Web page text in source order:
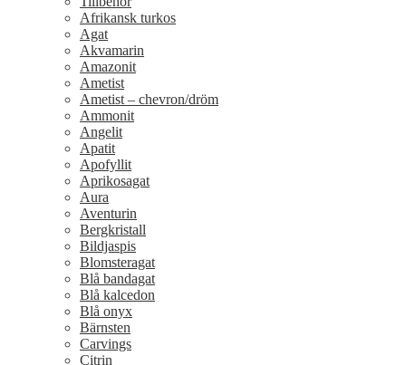
Afrikansk turkos
Agat
Akvamarin
Amazonit
Ametist
Ametist – chevron/dröm
Ammonit
Angelit
Apatit
Apofyllit
Aprikosagat
Aura
Aventurin
Bergkristall
Bildjaspis
Blomsteragat
Blå bandagat
Blå kalcedon
Blå onyx
Bärnsten
Carvings
Citrin